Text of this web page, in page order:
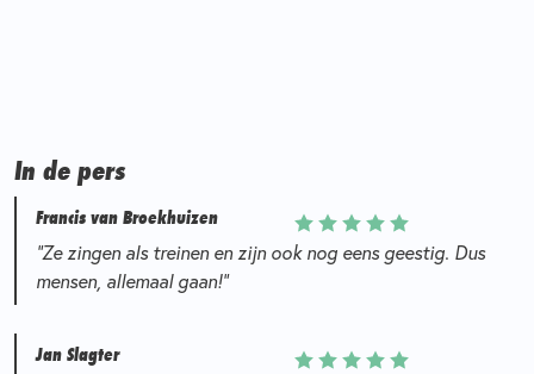
In de pers
Francis van Broekhuizen
“Ze zingen als treinen en zijn ook nog eens geestig. Dus
mensen, allemaal gaan!”
Jan Slagter